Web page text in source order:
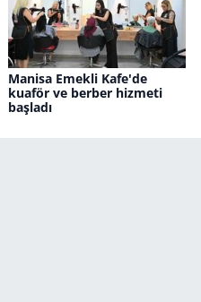
Manisa Emekli Kafe'de
kuaför ve berber hizmeti
başladı